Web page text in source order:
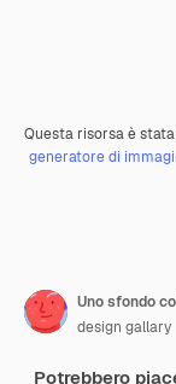
Questa risorsa è
generatore di
Uno sfondo
design gallary
Potrebbero